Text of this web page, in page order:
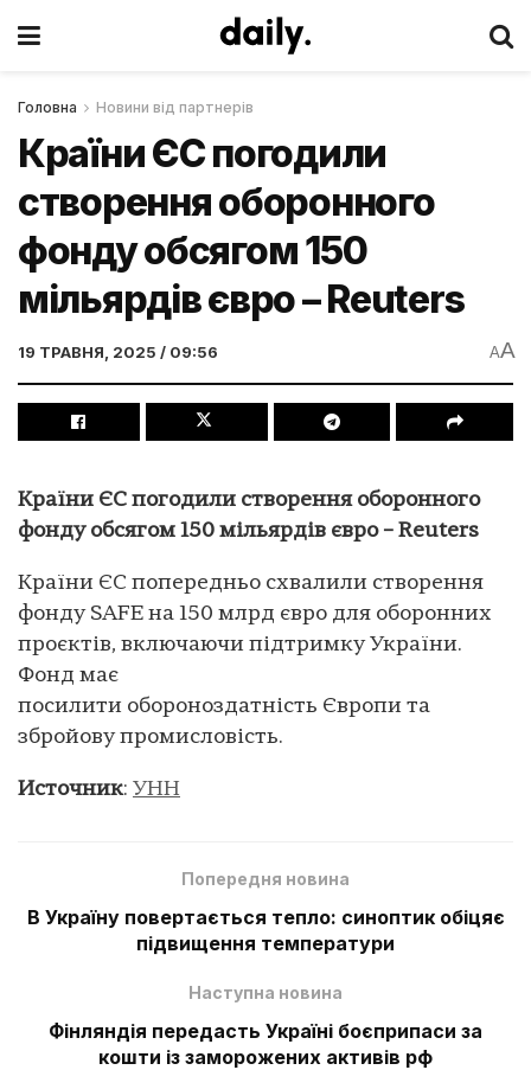
Головна Новини від партнерів
Країни ЄС погодили
створення оборонного
фонду обсягом 150
мільярдів євро – Reuters
19 ТРАВНЯ, 2025 / 09:56 AA
Країни ЄС погодили створення оборонного
фонду обсягом 150 мільярдів євро – Reuters
Країни ЄС попередньо схвалили створення
фонду SAFE на 150 млрд євро для оборонних
проєктів, включаючи підтримку України.
Фонд має
посилити обороноздатність Європи та
збройову промисловість.
Источник: УНН
Попередня новина
В Україну повертається тепло: синоптик обіцяє
підвищення температури
Наступна новина
Фінляндія передасть Україні боєприпаси за
кошти із заморожених активів рф